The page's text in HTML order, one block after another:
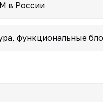
в России
функциональные